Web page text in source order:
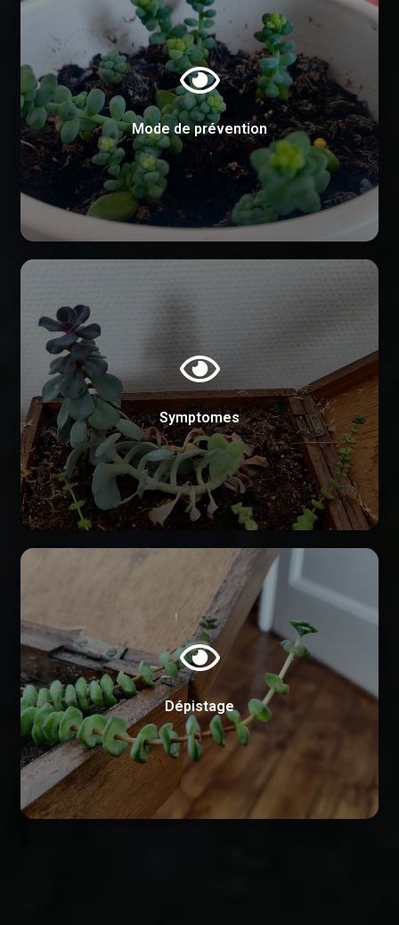
Mode de prévention
Il faut considérer les besoins de la plante en
lumière, eau et espace de croissance. En optant
pour un espace qui offre suffisamment de place,
la plante pourra se développer de manière
naturelle sans devenir envahissante.Un arrosage
excessif peut favoriser une croissance anormale
chez les plantes grasses.
Symptomes
Une plante grasse qui connaît une croissance
excessive peut présenter une augmentation rapide
de la taille de ses tiges, branches ou feuilles. Les
plantes grasses qui se propagent de manière
anormale peuvent produire des pousses ou des
rejets supplémentaires en dehors de la zone
prévue. Lorsque la croissance d'une plante grasse
devient anormale, il peut en résulter une
déformation de sa forme naturelle.
Dépistage